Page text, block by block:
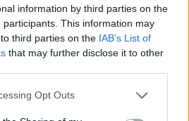
information by third parties on the
participants. This information may
third parties on the IAB’s List of
that may further disclose it to other
Opt Outs
στο newsletter